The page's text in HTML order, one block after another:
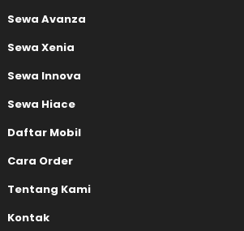
Sewa Avanza
Sewa Xenia
Sewa Innova
Sewa Hiace
Daftar Mobil
Cara Order
Tentang Kami
Kontak